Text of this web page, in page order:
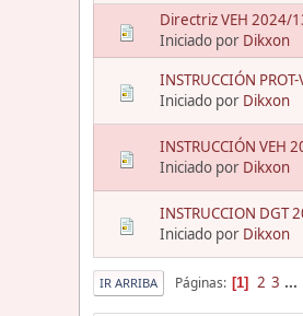
Directriz VEH 2024/
Iniciado por Dikxon
INSTRUCCIÓN
Iniciado por Dikxon
INSTRUCCIÓN VEH
Iniciado por Dikxon
INSTRUCCION DGT
Iniciado por Dikxon
IR ARRIBA Páginas 1 2 3 ...